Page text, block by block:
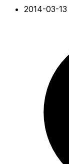
2014-03-13